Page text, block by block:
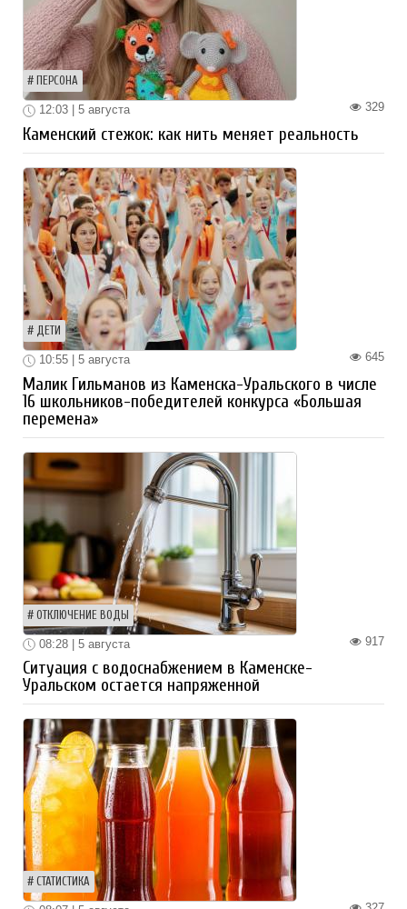
ПЕРСОНА
329
12:03 | 5 августа
Каменский стежок: как нить меняет реальность
ДЕТИ
645
10:55 | 5 августа
Малик Гильманов из Каменска-Уральского в числе
16 школьников-победителей конкурса «Большая
перемена»
ОТКЛЮЧЕНИЕ ВОДЫ
917
08:28 | 5 августа
Ситуация с водоснабжением в Каменске-
Уральском остается напряженной
СТАТИСТИКА